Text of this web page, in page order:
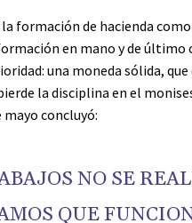
formación de hacienda
en mano y de último
una moneda sólida,
la disciplina en el
mayo concluyó:
NO SE
QUE